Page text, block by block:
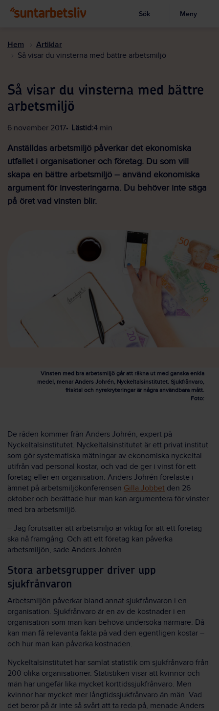
huvudinnehållet
Visa sökruta
Sök Meny
Hem Artiklar
Så visar du vinsterna med bättre arbetsmiljö
Så visar du vinsterna med bättre
arbetsmiljö
6 november 2017 Lästid:4 min
Anställdas arbetsmiljö påverkar det ekonomiska
utfallet i organisationer och företag. Du som vill
skapa en bättre arbetsmiljö – använd ekonomiska
argument för investeringarna. Du behöver inte säga
på öret vad vinsten blir.
Vinsten med bra arbetsmiljö går att räkna ut med ganska enkla
medel, menar Anders Johrén, Nyckeltalsinstitutet. Sjukfrånvaro,
frisktal och nyrekryteringar är några användbara mått.
Foto:
De råden kommer från Anders Johrén, expert på
Nyckeltalsinstitutet. Nyckeltalsinstitutet är ett privat institut
som gör systematiska mätningar av ekonomiska nyckeltal
utifrån vad personal kostar, och vad de ger i vinst för ett
företag eller en organisation. Anders Johrén föreläste i
ämnet på arbetsmiljökonferensen Gilla Jobbet den 26
oktober och berättade hur man kan argumentera för vinster
med bra arbetsmiljö.
– Jag förutsätter att arbetsmiljö är viktig för att ett företag
ska nå framgång. Och att ett företag kan påverka
arbetsmiljön, sade Anders Johrén.
Stora arbetsgrupper driver upp
sjukfrånvaron
Arbetsmiljön påverkar bland annat sjukfrånvaron i en
organisation. Sjukfrånvaro är en av de kostnader i en
organisation som man kan behöva undersöka närmare. Då
kan man få relevanta fakta på vad den egentligen kostar –
och hur man kan påverka kostnaden.
Nyckeltalsinstitutet har samlat statistik om sjukfrånvaro från
200 olika organisationer. Statistiken visar att kvinnor och
män har ungefär lika mycket korttidssjukfrånvaro. Men
kvinnor har mycket mer långtidssjukfrånvaro än män. Vad
det beror på är inte så svårt att ta reda på, menade Anders